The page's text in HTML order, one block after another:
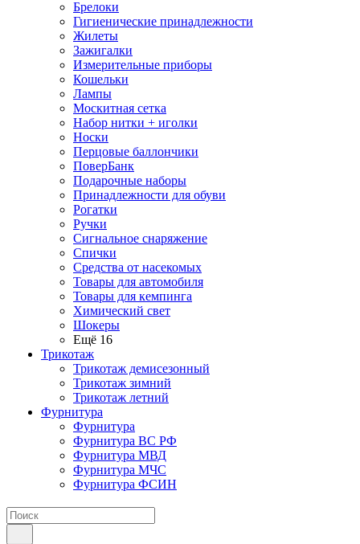
Брелоки
Гигиенические принадлежности
Жилеты
Зажигалки
Измерительные приборы
Кошельки
Лампы
Москитная сетка
Набор нитки + иголки
Носки
Перцовые баллончики
ПоверБанк
Подарочные наборы
Принадлежности для обуви
Рогатки
Ручки
Сигнальное снаряжение
Спички
Средства от насекомых
Товары для автомобиля
Товары для кемпинга
Химический свет
Шокеры
Ещё 16
Трикотаж
Трикотаж демисезонный
Трикотаж зимний
Трикотаж летний
Фурнитура
Фурнитура
Фурнитура ВС РФ
Фурнитура МВД
Фурнитура МЧС
Фурнитура ФСИН